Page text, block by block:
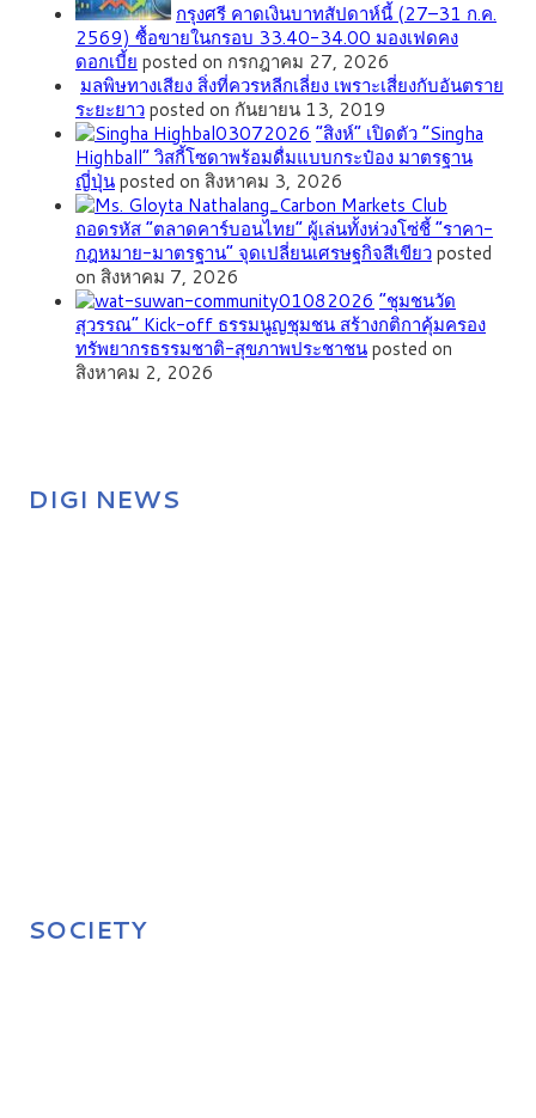
กรุงศรี คาดเงินบาทสัปดาห์นี้ (27–31 ก.ค.
2569) ซื้อขายในกรอบ 33.40-34.00 มองเฟดคง
ดอกเบี้ย posted on กรกฎาคม 27, 2026
มลพิษทางเสียง สิ่งที่ควรหลีกเลี่ยง เพราะเสี่ยงกับอันตราย
ระยะยาวposted on กันยายน 13, 2019
“สิงห์” เปิดตัว “Singha
Highball” วิสกี้โซดาพร้อมดื่มแบบกระป๋อง มาตรฐาน
ญี่ปุ่นposted on สิงหาคม 3, 2026
ถอดรหัส “ตลาดคาร์บอนไทย” ผู้เล่นทั้งห่วงโซ่ชี้ “ราคา-
กฎหมาย-มาตรฐาน” จุดเปลี่ยนเศรษฐกิจสีเขียวposted
on สิงหาคม 7, 2026
”ชุมชนวัด
สุวรรณ” Kick-off ธรรมนูญชุมชน สร้างกติกาคุ้มครอง
ทรัพยากรธรรมชาติ-สุขภาพประชาชนposted on
สิงหาคม 2, 2026
DIGI NEWS
SOCIETY